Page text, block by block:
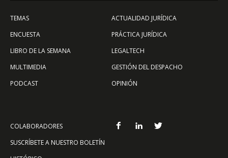
TEMAS
ENCUESTA
LIBRO DE LA SEMANA
MULTIMEDIA
PODCAST
ACTUALIDAD JURÍDICA
PRÁCTICA JURÍDICA
LEGALTECH
GESTIÓN DEL DESPACHO
OPINIÓN
COLABORADORES
SUSCRÍBETE A NUESTRO BOLETÍN